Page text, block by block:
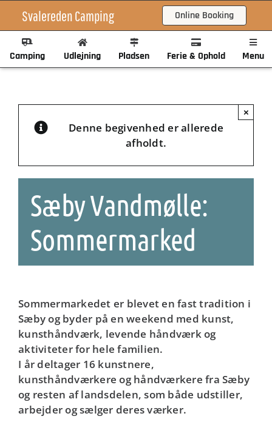
content
Camping Udlejning Pladsen Ferie & Ophold Menu
Online Booking
Svalereden Camping
Denne begivenhed er allerede
afholdt.
×
Sæby Vandmølle:
Sommermarked
Sommermarkedet er blevet en fast tradition i
Sæby og byder på en weekend med kunst,
kunsthåndværk, levende håndværk og
aktiviteter for hele familien.
I år deltager 16 kunstnere,
kunsthåndværkere og håndværkere fra Sæby
og resten af landsdelen, som både udstiller,
arbejder og sælger deres værker.